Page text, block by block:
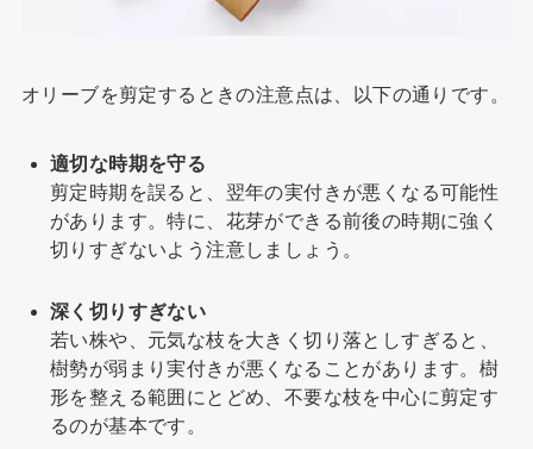
オリーブを剪定するときの注意点は、以下の通りです。
適切な時期を守る
剪定時期を誤ると、翌年の実付きが悪くなる可能性
があります。特に、花芽ができる前後の時期に強く
切りすぎないよう注意しましょう。
深く切りすぎない
若い株や、元気な枝を大きく切り落としすぎると、
樹勢が弱まり実付きが悪くなることがあります。樹
形を整える範囲にとどめ、不要な枝を中心に剪定す
るのが基本です。